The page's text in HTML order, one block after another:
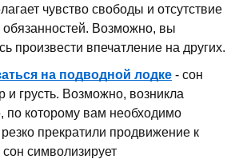
чувство свободы и отсутствие
обязанностей. Возможно, вы
произвести впечатление на других.
на подводной лодке - сон
и грусть. Возможно, возникла
по которому вам необходимо
прекратили продвижение к
символизирует